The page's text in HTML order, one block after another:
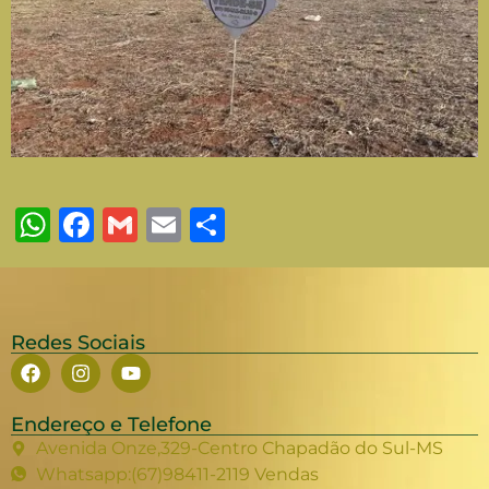
WhatsApp
Facebook
Gmail
Email
Redes Sociais
Endereço e Telefone
Avenida Onze,329-Centro Chapadão do Sul-MS
Whatsapp:(67)98411-2119 Vendas